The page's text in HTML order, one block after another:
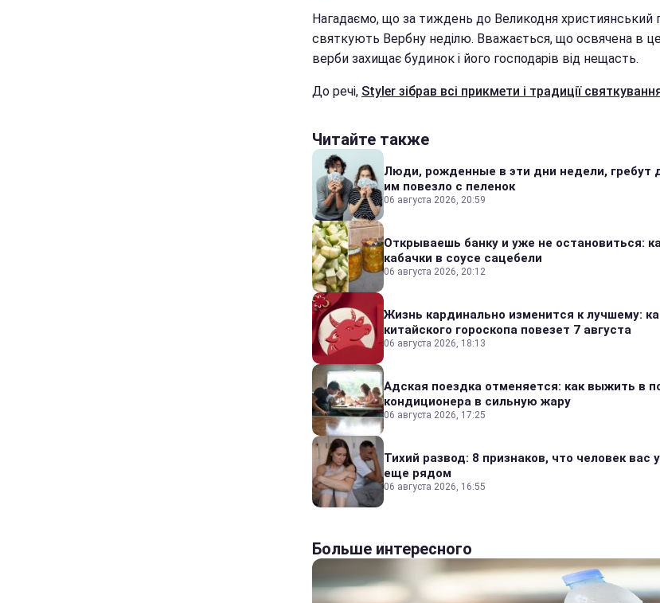
Нагадаємо, що за тиждень до Великодня християнський
святкують Вербну неділю. Вважається, що освячена в
верби захищає будинок і його господарів від нещасть.
До речі, Styler зібрав всі прикмети і традиції
Читайте также
Люди, рожденные в эти дни недели, гребут
им повезло с пеленок
06 августа 2026, 20:59
Открываешь банку и уже не остановиться:
кабачки в соусе сацебели
06 августа 2026, 20:12
Жизнь кардинально изменится к лучшему:
китайского гороскопа повезет 7 августа
06 августа 2026, 18:13
Адская поездка отменяется: как выжить в
кондиционера в сильную жару
06 августа 2026, 17:25
Тихий развод: 8 признаков, что человек вас
еще рядом
06 августа 2026, 16:55
Больше интересного